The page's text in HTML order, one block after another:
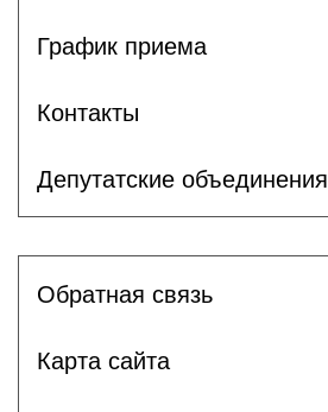
График приема
Контакты
Депутатские объединения
Обратная связь
Карта сайта